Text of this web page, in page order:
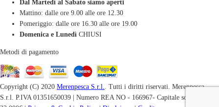
Dal Martedì al Sabato siamo aperti
Mattino: dalle ore 9.00 alle ore 12.30
Pomeriggio: dalle ore 16.30 alle ore 19.00
Domenica e Lunedì CHIUSI
Metodi di pagamento
Copyright (C) 2020 Merenpesca S.r.l.
. Tutti i diritti riservati. Merenpesca
S.r.l. P.IVA 01351650039 | Numero REA NO - 166967- Capitale sociale i.v.